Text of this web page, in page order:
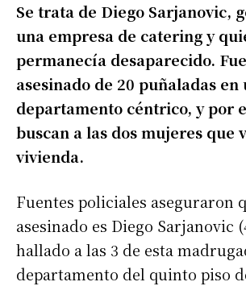
Se trata de Diego Sarjanovic,
una empresa de catering y
permanecía desaparecido.
asesinado de 20 puñaladas en
departamento céntrico, y por
buscan a las dos mujeres que
vivienda.
Fuentes policiales aseguraron
asesinado es Diego Sarjanovic
hallado a las 3 de esta
departamento del quinto piso